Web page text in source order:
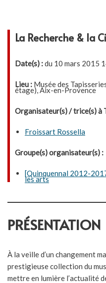
La Recherche & la
Date(s) :du 10 mars 2015
Lieu : Musée des
étage), Aix-en-Provence
Organisateur(s) / trice(s) à
Froissart Rossella
Groupe(s) organisateur(s) :
[Quinquennal 2012-
les arts
PRÉSENTATION
À la veille d’un changement
prestigieuse collection du
mettre en lumière l’actualité